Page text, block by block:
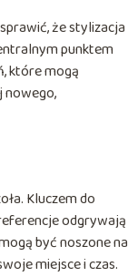
że stylizacja
punktem
które mogą
nowego,
Kluczem do
odgrywają
być noszone na
miejsce i czas.